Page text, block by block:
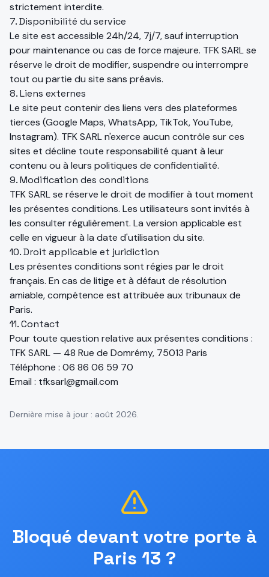
strictement interdite.
7. Disponibilité du service
Le site est accessible 24h/24, 7j/7, sauf interruption
pour maintenance ou cas de force majeure. TFK SARL se
réserve le droit de modifier, suspendre ou interrompre
tout ou partie du site sans préavis.
8. Liens externes
Le site peut contenir des liens vers des plateformes
tierces (Google Maps, WhatsApp, TikTok, YouTube,
Instagram). TFK SARL n'exerce aucun contrôle sur ces
sites et décline toute responsabilité quant à leur
contenu ou à leurs politiques de confidentialité.
9. Modification des conditions
TFK SARL se réserve le droit de modifier à tout moment
les présentes conditions. Les utilisateurs sont invités à
les consulter régulièrement. La version applicable est
celle en vigueur à la date d'utilisation du site.
10. Droit applicable et juridiction
Les présentes conditions sont régies par le droit
français. En cas de litige et à défaut de résolution
amiable, compétence est attribuée aux tribunaux de
Paris.
11. Contact
Pour toute question relative aux présentes conditions :
TFK SARL — 48 Rue de Domrémy, 75013 Paris
Téléphone : 06 86 06 59 70
Email : tfksarl@gmail.com
Dernière mise à jour : août 2026.
Bloqué devant votre porte à
Paris 13 ?